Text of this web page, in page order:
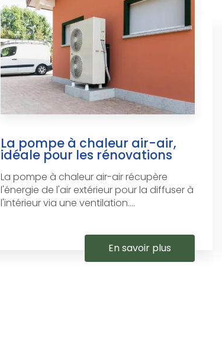
La pompe à chaleur air-air,
idéale pour les rénovations
La pompe à chaleur air-air récupère
l'énergie de l'air extérieur pour la diffuser à
l'intérieur via une ventilation....
En savoir plus